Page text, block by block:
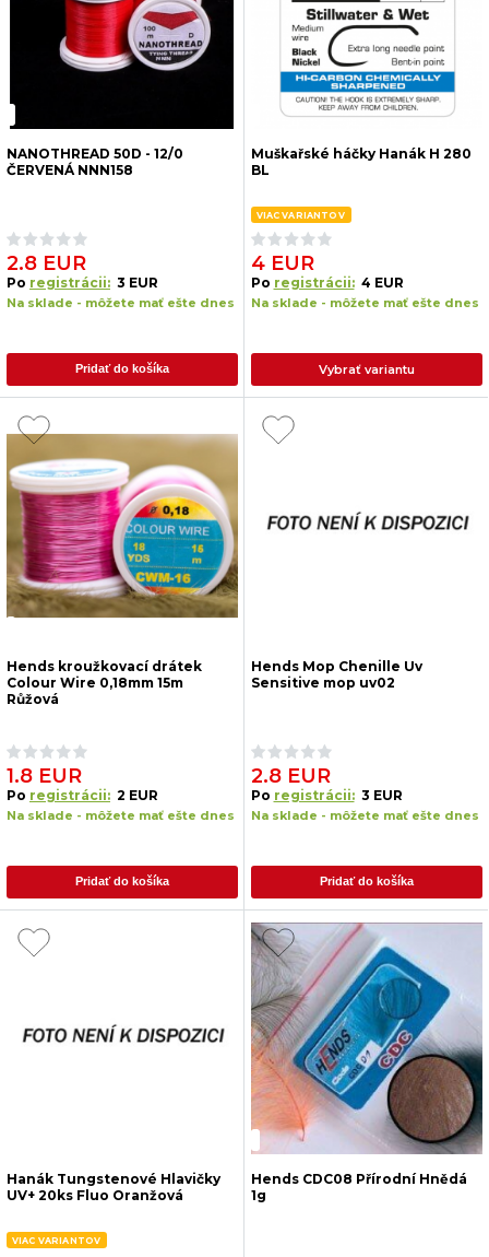
NANOTHREAD 50D - 12/0
ČERVENÁ NNN158
2.8 EUR
Po registrácii: 3 EUR
Na sklade - môžete mať ešte dnes
Pridať do košíka
Muškařské háčky Hanák H 280
BL
VIAC VARIANTOV
4 EUR
Po registrácii: 4 EUR
Na sklade - môžete mať ešte dnes
Vybrať variantu
Hends kroužkovací drátek
Colour Wire 0,18mm 15m
Růžová
1.8 EUR
Po registrácii: 2 EUR
Na sklade - môžete mať ešte dnes
Pridať do košíka
Hends Mop Chenille Uv
Sensitive mop uv02
2.8 EUR
Po registrácii: 3 EUR
Na sklade - môžete mať ešte dnes
Pridať do košíka
Hanák Tungstenové Hlavičky
UV+ 20ks Fluo Oranžová
VIAC VARIANTOV
Hends CDC08 Přírodní Hnědá
1g